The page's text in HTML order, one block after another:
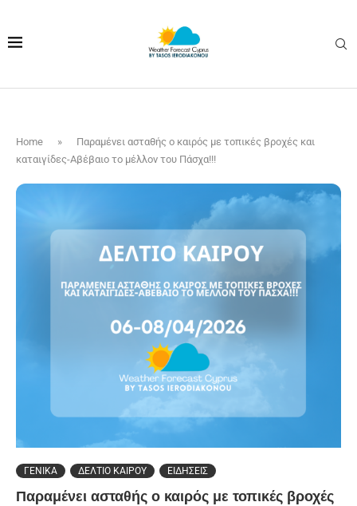
Home »
Παραμένει ασταθής ο καιρός με τοπικές βροχές και
καταιγίδες-Αβέβαιο το μέλλον του Πάσχα!!!
ΓΕΝΙΚΑ ΔΕΛΤΙΟ ΚΑΙΡΟΥ ΕΙΔΗΣΕΙΣ
Παραμένει ασταθής ο καιρός με τοπικές βροχές